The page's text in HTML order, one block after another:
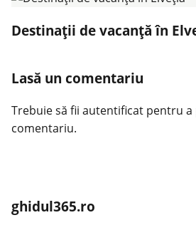
Destinații de vacanță în
Lasă un comentariu
Trebuie să fii autentificat pentru a
comentariu.
ghidul365.ro